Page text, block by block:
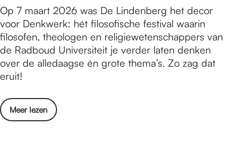
i
n
N
i
j
m
g
e
r
i
j
d
i
s
d
F
o
t
o
v
e
s
l
Op 7 maart 2026 was De Lindenberg het decor
voor Denkwerk: hét filosofische festival waarin
filosofen, theologen en religiewetenschappers van
de Radboud Universiteit je verder laten denken
over de alledaagse én grote thema’s. Zo zag dat
eruit!
Meer lezen
o
v